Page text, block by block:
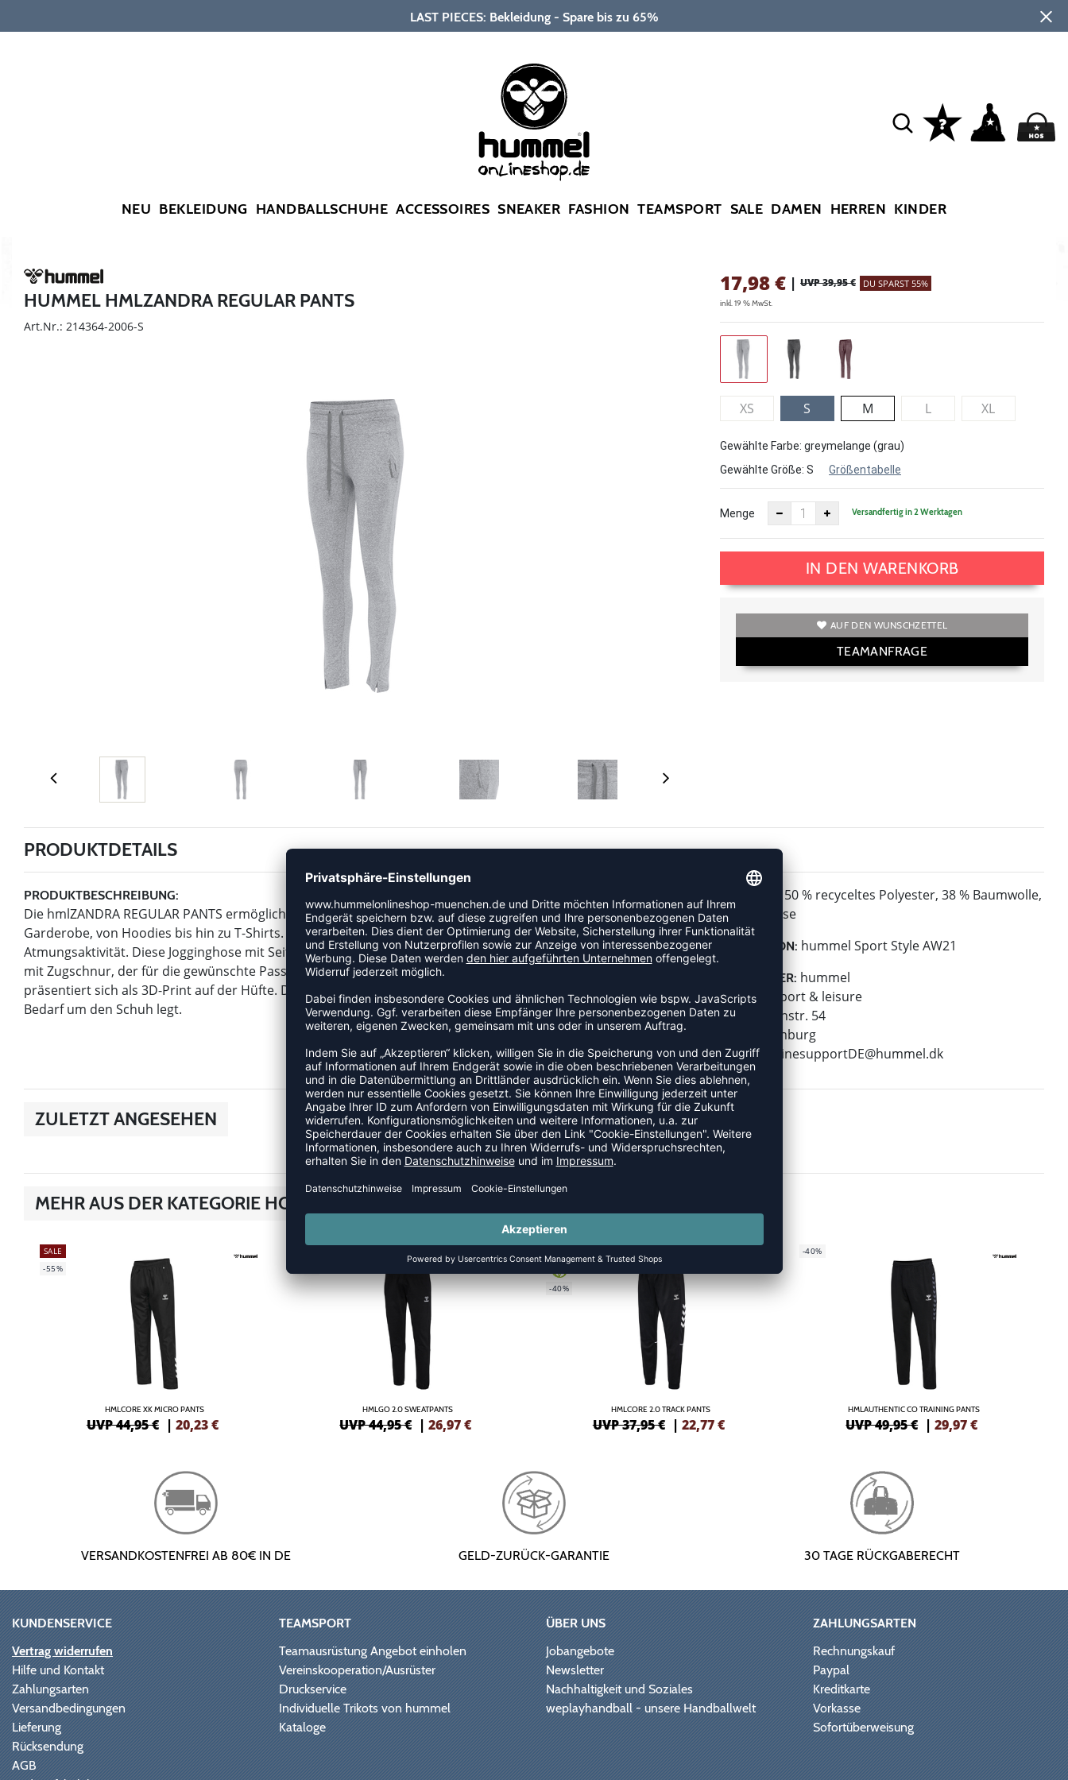
LAST PIECES: Bekleidung - Spare bis zu 65%
NEU BEKLEIDUNG HANDBALLSCHUHE ACCESSOIRES SNEAKER FASHION TEAMSPORT SALE DAMEN HERREN KINDER
HUMMEL HMLZANDRA REGULAR PANTS
Art.Nr.: 214364-2006-S
17,98€ | UVP 39,95 € DU SPARST 55%
inkl. 19 % MwSt.
XS S M L XL
Gewählte Farbe: greymelange (grau)
Gewählte Größe: S Größentabelle
Menge Versandfertig in 2 Werktagen
IN DEN WARENKORB
AUF DEN WUNSCHZETTEL
TEAMANFRAGE
PRODUKTDETAILS
PRODUKTBESCHREIBUNG:
Die hmlZANDRA REGULAR PANTS ermöglicht die Kombination mit nahezu allen Teilen deiner vorhandenen
Garderobe, von Hoodies bis hin zu T-Shirts. Sie bietet jederzeit optimalen Komfort, Flexibilität und
Atmungsaktivität. Diese Jogginghose mit Seitentaschen an den Hüften verfügt über einen verstellbaren Bund
mit Zugschnur, der für die gewünschte Passform ohne Verrutschen bei Bewegungen sorgt. Das hummel® Logo
präsentiert sich als 3D-Print auf der Hüfte. Der Saum ist mit einem Schlitz gestaltet, damit sich der Stoff bei
Bedarf um den Schuh legt.
50 % recyceltes Polyester, 38 % Baumwolle,
12 % Viskose
KOLLEKTION: hummel Sport Style AW21
HERSTELLER: hummel
hummel sport & leisure
Leverkusenstr. 54
22761 Hamburg
E-Mail:
onlinesupportDE@hummel.dk
ZULETZT ANGESEHEN
MEHR AUS DER KATEGORIE HOSEN
SALE
-55%
HMLCORE XK MICRO PANTS
UVP 44,95 € | 20,23€
HMLGO 2.0 SWEATPANTS
UVP 44,95 € |26,97€
-40%
HMLCORE 2.0 TRACK PANTS
UVP 37,95 € | 22,77€
-40%
HMLAUTHENTIC CO TRAINING PANTS
UVP 49,95 € |29,97€
VERSANDKOSTENFREI AB 80€ IN DE GELD-ZURÜCK-GARANTIE 30 TAGE RÜCKGABERECHT
KUNDENSERVICE
Vertrag widerrufen
Hilfe und Kontakt
Zahlungsarten
Versandbedingungen
Lieferung
Rücksendung
AGB
TEAMSPORT
Teamausrüstung Angebot einholen
Vereinskooperation/Ausrüster
Druckservice
Individuelle Trikots von hummel
Kataloge
ÜBER UNS
Jobangebote
Newsletter
Nachhaltigkeit und Soziales
weplayhandball - unsere Handballwelt
ZAHLUNGSARTEN
Rechnungskauf
Paypal
Kreditkarte
Vorkasse
Sofortüberweisung